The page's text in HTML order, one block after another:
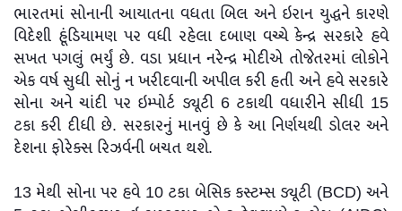
ભારતમાં સોનાની આયાતના વધતા બિલ અને ઇરાન યુદ્ધને કારણે
વિદેશી હૂંડિયામણ પર વધી રહેલા દબાણ વચ્ચે કેન્દ્ર સરકારે હવે
સખત પગલું ભર્યું છે. વડા પ્રધાન નરેન્દ્ર મોદીએ તોજેતરમાં લોકોને
એક વર્ષ સુધી સોનું ન ખરીદવાની અપીલ કરી હતી અને હવે સરકારે
સોના અને ચાંદી પર ઇમ્પોર્ટ ડ્યૂટી 6 ટકાથી વધારીને સીધી 15
ટકા કરી દીધી છે. સરકારનું માનવું છે કે આ નિર્ણયથી ડોલર અને
દેશના ફોરેક્સ રિઝર્વની બચત થશે.
13 મેથી સોના પર હવે 10 ટકા બેસિક કસ્ટમ્સ ડ્યૂટી (BCD) અને